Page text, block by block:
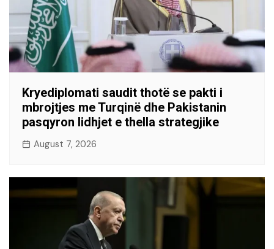
Kryediplomati saudit thotë se pakti i
mbrojtjes me Turqinë dhe Pakistanin
pasqyron lidhjet e thella strategjike
August 7, 2026